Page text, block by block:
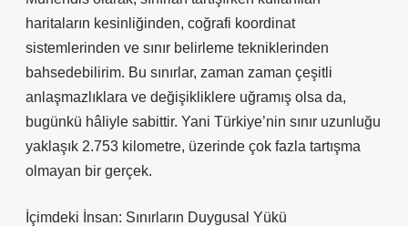
haritaların kesinliğinden, coğrafi koordinat
sistemlerinden ve sınır belirleme tekniklerinden
bahsedebilirim. Bu sınırlar, zaman zaman çeşitli
anlaşmazlıklara ve değişikliklere uğramış olsa da,
bugünkü hâliyle sabittir. Yani Türkiye’nin sınır uzunluğu
yaklaşık 2.753 kilometre, üzerinde çok fazla tartışma
olmayan bir gerçek.
İçimdeki İnsan: Sınırların Duygusal Yükü